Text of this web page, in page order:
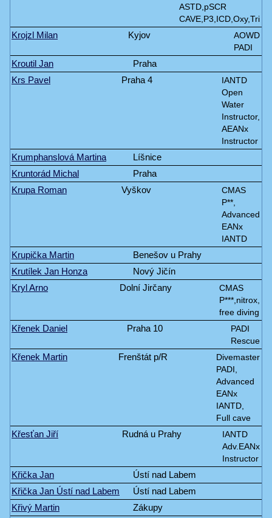
ASTD,pSCR
CAVE,P3,ICD,Oxy,Tri
Krojzl Milan Kyjov
AOWD
PADI
Kroutil Jan
Praha
Krs Pavel
Praha 4
IANTD
Open
Water
Instructor,
AEANx
Instructor
Krumphanslová Martina
Líšnice
Kruntorád Michal
Praha
Krupa Roman
Vyškov
CMAS
P**,
Advanced
EANx
IANTD
Krupička Martin
Benešov u Prahy
Krutílek Jan Honza
Nový Jičín
Kryl Arno
Dolní Jirčany
CMAS
P***,nitrox,
free diving
Křenek Daniel Praha 10
PADI
Rescue
Křenek Martin Frenštát p/R
Divemaster
PADI,
Advanced
EANx
IANTD,
Full cave
Křesťan Jiří Rudná u Prahy
IANTD
Adv.EANx
Instructor
Křička Jan
Ústí nad Labem
Křička Jan Ústí nad Labem
Ústí nad Labem
Křivý Martin
Zákupy